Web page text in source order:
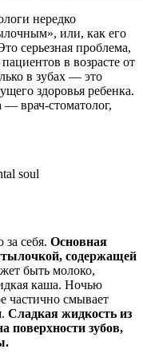
нередко
или, как его
серьезная проблема,
в возрасте от
в зубах — это
здоровья ребенка.
— врач-стоматолог,
soul
себя. Основная
содержащей
быть молоко,
каша. Ночью
частично смывает
Сладкая жидкость из
поверхности зубов,